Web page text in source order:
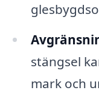
stängsel
mark och